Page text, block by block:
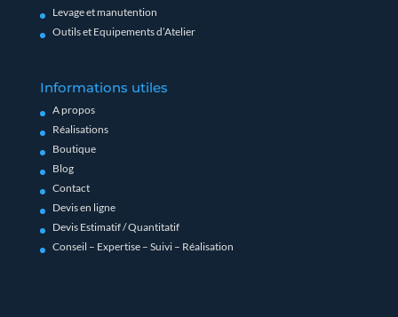
Levage et manutention
Outils et Equipements d’Atelier
Informations utiles
A propos
Réalisations
Boutique
Blog
Contact
Devis en ligne
Devis Estimatif / Quantitatif
Conseil – Expertise – Suivi – Réalisation